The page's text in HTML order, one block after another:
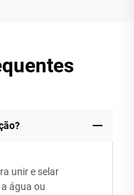
unir e selar
água ou